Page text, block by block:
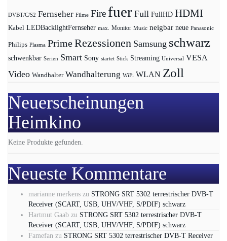
DVBT/C/S2 Fernseher Filme Fire fuer Full FullHD HDMI
Kabel LEDBacklightFernseher max. Monitor Music neigbar neue Panasonic
Philips Plasma PrimeRezessionen Samsung schwarz
schwenkbar Serien Smart Sony startet Stick Streaming Universal VESA
Video Wandhalter Wandhalterung WiFi WLAN Zoll
Neuerscheinungen
Heimkino
Keine Produkte gefunden.
Neueste Kommentare
marianne merkens zu STRONG SRT 5302 terrestrischer DVB-T
Receiver (SCART, USB, UHV/VHF, S/PDIF) schwarz
Hartmut Gaab zu STRONG SRT 5302 terrestrischer DVB-T
Receiver (SCART, USB, UHV/VHF, S/PDIF) schwarz
Famefan zu STRONG SRT 5302 terrestrischer DVB-T Receiver